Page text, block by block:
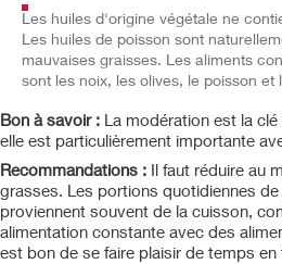
Les huiles d'origine végétale ne
Les huiles de poisson sont
mauvaises graisses. Les aliments
sont les noix, les olives, le poisson et
Bon à savoir : La modération est la
elle est particulièrement importante
Recommandations : Il faut réduire au
grasses. Les portions quotidiennes
proviennent souvent de la cuisson,
alimentation constante avec des
est bon de se faire plaisir de temps en